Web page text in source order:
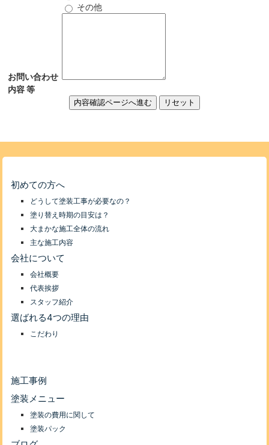
その他
お問い合わせ
内容 等
初めての方へ
どうして塗装工事が必要なの？
塗り替え時期の目安は？
大まかな施工全体の流れ
主な施工内容
会社について
会社概要
代表挨拶
スタッフ紹介
選ばれる4つの理由
こだわり
施工事例
塗装メニュー
塗装の費用に関して
塗装パック